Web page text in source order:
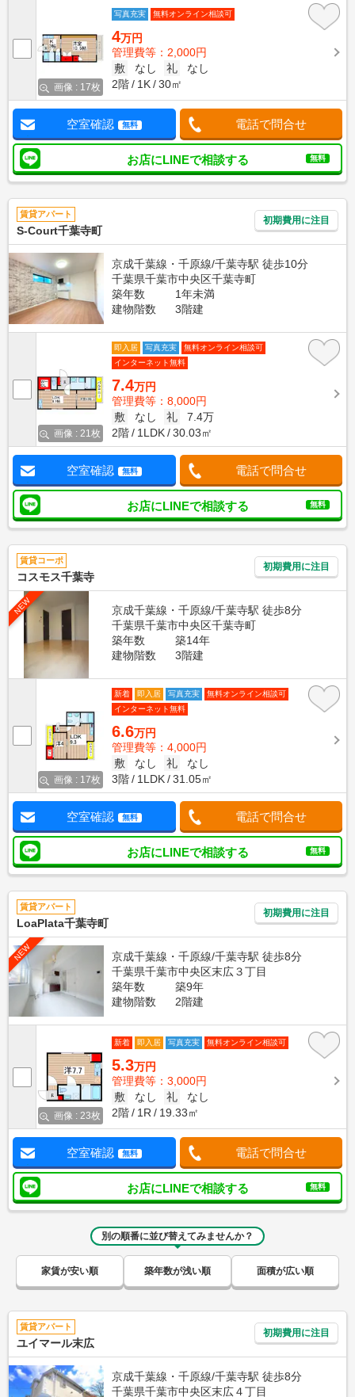
画像 : 17枚
写真充実 無料オンライン相談可
4万円
管理費等：2,000円
敷
なし 礼
なし
2階
1K 30㎡
空室確認 無料 電話で問合せ
お店にLINEで相談する 無料
賃貸アパート
S-Court千葉寺町
初期費用に注目
京成千葉線・千原線/千葉寺駅 徒歩10分
千葉県千葉市中央区千葉寺町
築年数
1年未満
建物階数
3階建
画像 : 21枚
即入居 写真充実
無料オンライン相談可
インターネット無料
7.4万円
管理費等：8,000円
敷
なし 礼
7.4万
2階
1LDK 30.03㎡
空室確認 無料 電話で問合せ
お店にLINEで相談する 無料
賃貸コーポ
コスモス千葉寺
初期費用に注目
NEW
京成千葉線・千原線/千葉寺駅 徒歩8分
千葉県千葉市中央区千葉寺町
築年数
築14年
建物階数
3階建
画像 : 17枚
新着 即入居 写真充実
無料オンライン相談可
インターネット無料
6.6万円
管理費等：4,000円
敷
なし 礼
なし
3階
1LDK 31.05㎡
空室確認 無料 電話で問合せ
お店にLINEで相談する 無料
賃貸アパート
LoaPlata千葉寺町
初期費用に注目
NEW
京成千葉線・千原線/千葉寺駅 徒歩8分
千葉県千葉市中央区末広３丁目
築年数
築9年
建物階数
2階建
画像 : 23枚
新着 即入居 写真充実 無料オンライン相談可
5.3万円
管理費等：3,000円
敷
なし 礼
なし
2階
1R 19.33㎡
空室確認 無料 電話で問合せ
お店にLINEで相談する 無料
別の順番に並び替えてみませんか？
家賃が安い順 築年数が浅い順 面積が広い順
賃貸アパート
ユイマール末広
初期費用に注目
京成千葉線・千原線/千葉寺駅 徒歩8分
千葉県千葉市中央区末広４丁目